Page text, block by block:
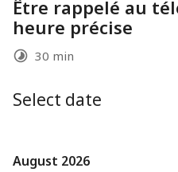
Être rappelé au
heure précise
30 min
Select date
August 2026
August 2026